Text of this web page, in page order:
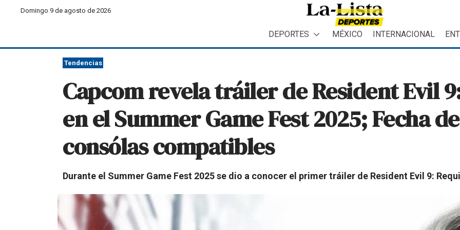
Domingo 9 de agosto de 2026
DEPORTES MÉXICO INTERNACIONAL
Tendencias
Capcom revela tráiler de Resident Evil
en el Summer Game Fest 2025; Fecha
consólas compatibles
Durante el Summer Game Fest 2025 se dio a conocer el primer tráiler de Resident Evil 9: